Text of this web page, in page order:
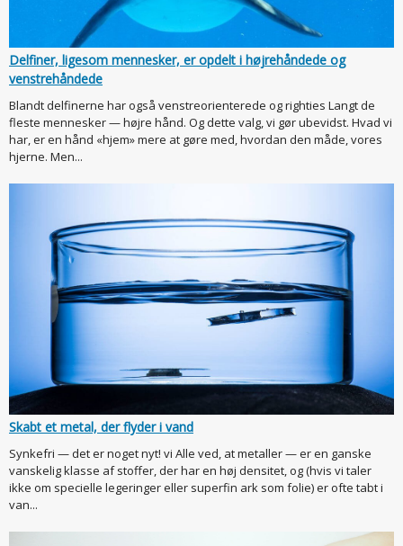
Delfiner, ligesom mennesker, er opdelt i højrehåndede og
venstrehåndede
Blandt delfinerne har også venstreorienterede og righties Langt de
fleste mennesker — højre hånd. Og dette valg, vi gør ubevidst. Hvad vi
har, er en hånd «hjem» mere at gøre med, hvordan den måde, vores
hjerne. Men...
Skabt et metal, der flyder i vand
Synkefri — det er noget nyt! vi Alle ved, at metaller — er en ganske
vanskelig klasse af stoffer, der har en høj densitet, og (hvis vi taler
ikke om specielle legeringer eller superfin ark som folie) er ofte tabt i
van...